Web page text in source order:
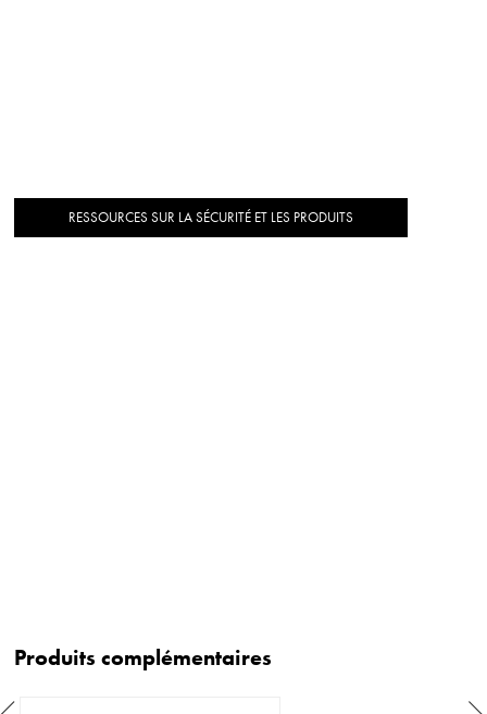
RESSOURCES SUR LA SÉCURITÉ ET LES PRODUITS
Produits complémentaires